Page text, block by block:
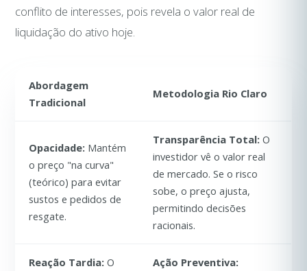
conflito de interesses, pois revela o valor real de
liquidação do ativo hoje.
Abordagem
Tradicional
Metodologia Rio Claro
Opacidade: Mantém
o preço "na curva"
(teórico) para evitar
sustos e pedidos de
resgate.
Transparência Total: O
investidor vê o valor real
de mercado. Se o risco
sobe, o preço ajusta,
permitindo decisões
racionais.
Reação Tardia: O
Ação Preventiva: